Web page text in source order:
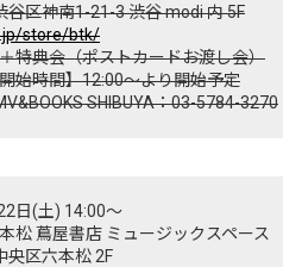
谷区神南1-21-3 渋谷 modi 内 5F
store/btk/
特典会（ポストカードお渡し会）
始時間】12:00～より開始予定
SHIBUYA：03-5784-3270
日(土) 14:00～
松 蔦屋書店 ミュージックスペース
央区六本松 2F